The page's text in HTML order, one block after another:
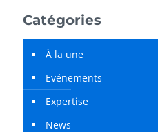
Catégories
À la une
Evénements
Expertise
News